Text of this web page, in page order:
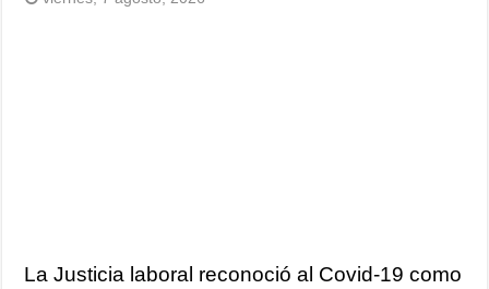
La Justicia laboral reconoció al Covid-19 como